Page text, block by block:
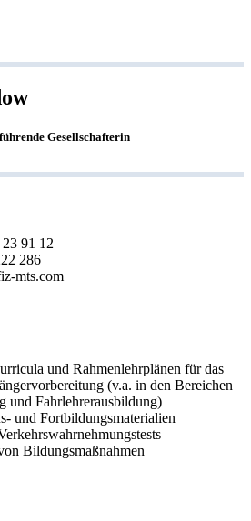
Gesellschafterin
91 12
286
mts.com
und Rahmenlehrplänen für das
(v.a. in den Bereichen
und Fahrlehrerausbildung)
und Fortbildungsmaterialien
Bildungsmaßnahmen